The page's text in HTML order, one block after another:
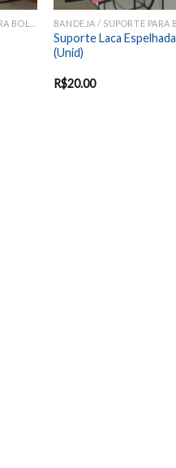
Suporte Laca Espelhada
(Unid)
R$20.00